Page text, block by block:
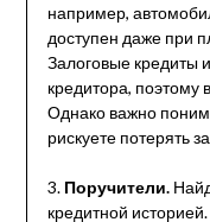
например,
доступен даже при
Залоговые кредиты
кредитора, поэтому
Однако важно
рискуете потерять
3. Поручители.
кредитной